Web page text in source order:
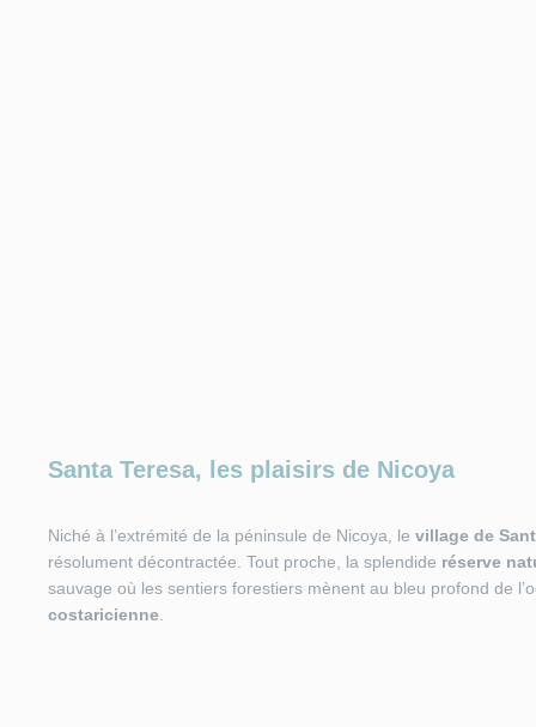
Santa Teresa, les plaisirs de Nicoya
Niché à l’extrémité de la péninsule de Nicoya, le village de
résolument décontractée. Tout proche, la splendide réserve
sauvage où les sentiers forestiers mènent au bleu profond de
costaricienne